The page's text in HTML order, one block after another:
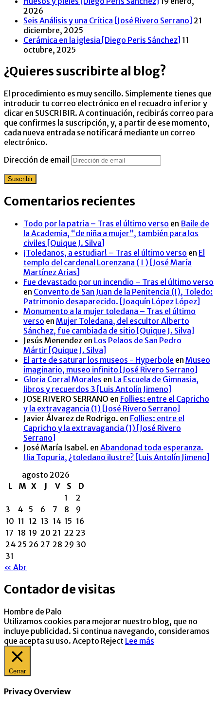
2026
Seis Análisis y una Crítica [José Rivero Serrano] 21
diciembre, 2025
Cerámica en la iglesia [Diego Peris Sánchez] 11
octubre, 2025
¿Quieres suscribirte al blog?
El procedimiento es muy sencillo. Simplemente tienes que
introducir tu correo electrónico en el recuadro inferior y
clicar en SUSCRIBIR. A continuación, recibirás correo para
que confirmes la suscripción, y, a partir de ese momento,
cada nueva entrada se notificará mediante un correo
electrónico.
Dirección de email
Suscribir
Comentarios recientes
Todo por la patria – Tras el último verso en Baile de
la Academia, “de niña a mujer”, también para los
civiles [Quique J. Silva]
¡Toledanos, a estudiar! – Tras el último verso en El
templo del cardenal Lorenzana ( I ) [José María
Martínez Arias]
Fue devastado por un incendio – Tras el último verso
en Convento de San Juan de la Penitencia (I), Toledo:
Patrimonio desaparecido. [Joaquín López López]
Monumento a la mujer toledana – Tras el último
verso en Mujer Toledana, del escultor Alberto
Sánchez, fue cambiada de sitio [Quique J. Silva]
Jesús Menendez en Los Pelaos de San Pedro
Mártir [Quique J. Silva]
El arte de saturar los museos - Hyperbole en Museo
imaginario, museo infinito [José Rivero Serrano]
Gloria Corral Morales en La Escuela de Gimnasia,
libros y recuerdos 3 [Luis Antolín Jimeno]
JOSE RIVERO SERRANO en Follies: entre el Capricho
y la extravagancia (1) [José Rivero Serrano]
Javier Álvarez de Rodrigo. en Follies: entre el
Capricho y la extravagancia (1) [José Rivero
Serrano]
José María Isabel. en Abandonad toda esperanza.
Ilia Topuria, ¿toledano ilustre? [Luis Antolín Jimeno]
agosto 2026
L
M X J V S
D
1
2
3
4 5 6 7 8
9
10 11 12 13 14 15 16
17 18 19 20 21 22 23
24 25 26 27 28 29 30
31
« Abr
Contador de visitas
Hombre de Palo
Utilizamos cookies para mejorar nuestro blog, que no
incluye publicidad. Si continua navegando, consideramos
que acepta su uso. Acepto Reject Lee más
Cerrar
Privacy Overview